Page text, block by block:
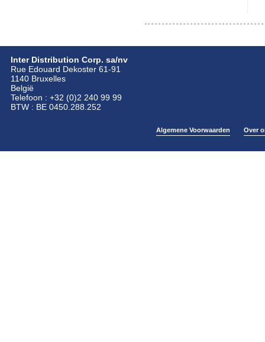
Inter Distribution Corp. sa/nv
Rue Edouard Dekoster 61-91
1140 Bruxelles
België
Telefoon : +32 (0)2 240 99 99
BTW : BE 0450.288.252
Algemene Voorwaarden Over